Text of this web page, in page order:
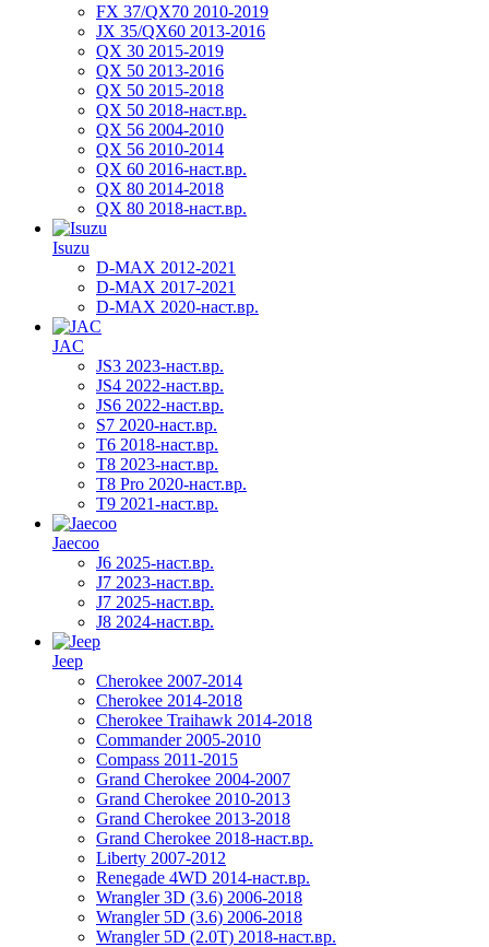
FX 37/QX70 2010-2019
JX 35/QX60 2013-2016
QX 30 2015-2019
QX 50 2013-2016
QX 50 2015-2018
QX 50 2018-наст.вр.
QX 56 2004-2010
QX 56 2010-2014
QX 60 2016-наст.вр.
QX 80 2014-2018
QX 80 2018-наст.вр.
Isuzu
D-MAX 2012-2021
D-MAX 2017-2021
D-MAX 2020-наст.вр.
JAC
JS3 2023-наст.вр.
JS4 2022-наст.вр.
JS6 2022-наст.вр.
S7 2020-наст.вр.
T6 2018-наст.вр.
T8 2023-наст.вр.
T8 Pro 2020-наст.вр.
T9 2021-наст.вр.
Jaecoo
J6 2025-наст.вр.
J7 2023-наст.вр.
J7 2025-наст.вр.
J8 2024-наст.вр.
Jeep
Cherokee 2007-2014
Cherokee 2014-2018
Cherokee Traihawk 2014-2018
Commander 2005-2010
Compass 2011-2015
Grand Cherokee 2004-2007
Grand Cherokee 2010-2013
Grand Cherokee 2013-2018
Grand Cherokee 2018-наст.вр.
Liberty 2007-2012
Renegade 4WD 2014-наст.вр.
Wrangler 3D (3.6) 2006-2018
Wrangler 5D (3.6) 2006-2018
Wrangler 5D (2.0T) 2018-наст.вр.